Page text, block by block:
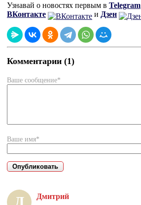
Узнавай о новостях первым в Telegram
ВКонтакте
и Дзен
Комментарии (1)
Ваше сообщение*
Ваше имя*
Дмитрий